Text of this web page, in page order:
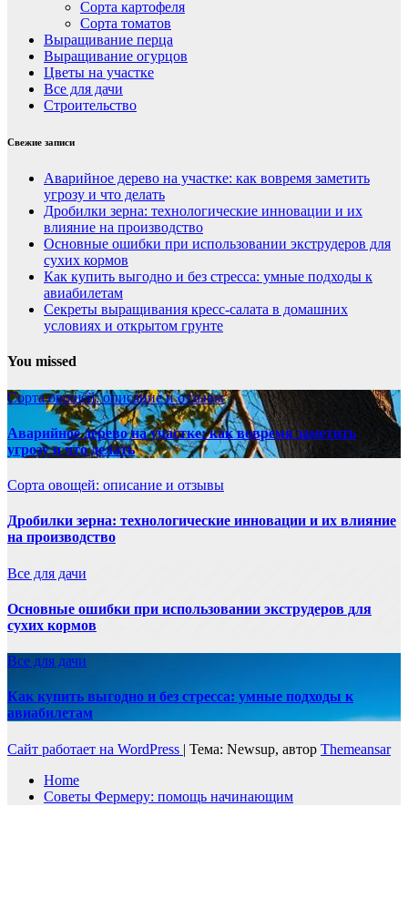
Сорта картофеля
Сорта томатов
Выращивание перца
Выращивание огурцов
Цветы на участке
Все для дачи
Строительство
Свежие записи
Аварийное дерево на участке: как вовремя заметить
угрозу и что делать
Дробилки зерна: технологические инновации и их
влияние на производство
Основные ошибки при использовании экструдеров для
сухих кормов
Как купить выгодно и без стресса: умные подходы к
авиабилетам
Секреты выращивания кресс-салата в домашних
условиях и открытом грунте
You missed
Сорта овощей: описание и отзывы
Аварийное дерево на участке: как вовремя заметить
угрозу и что делать
Сорта овощей: описание и отзывы
Дробилки зерна: технологические инновации и их влияние
на производство
Все для дачи
Основные ошибки при использовании экструдеров для
сухих кормов
Все для дачи
Как купить выгодно и без стресса: умные подходы к
авиабилетам
Сайт работает на WordPress | Тема: Newsup, автор Themeansar
Home
Советы Фермеру: помощь начинающим